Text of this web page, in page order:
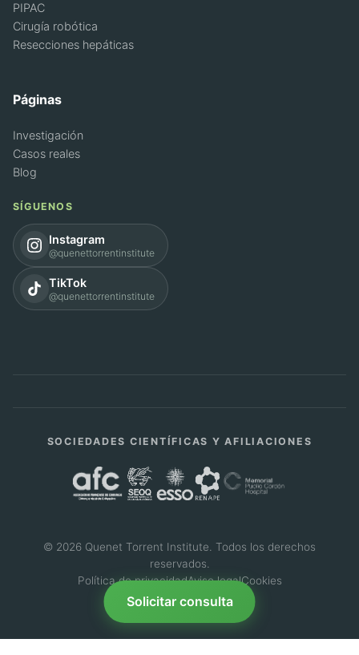
PIPAC
Cirugía robótica
Resecciones hepáticas
Páginas
Investigación
Casos reales
Blog
SÍGUENOS
Instagram
@quenettorrentinstitute
TikTok
@quenettorrentinstitute
SOCIEDADES CIENTÍFICAS Y AFILIACIONES
© 2026 Quenet Torrent Institute. Todos los derechos
reservados.
Política de privacidadAviso legalCookies
Solicitar consulta